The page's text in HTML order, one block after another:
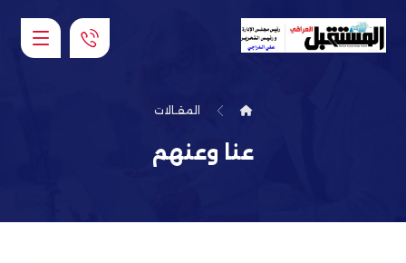
المقـالات
عنا وعنهم